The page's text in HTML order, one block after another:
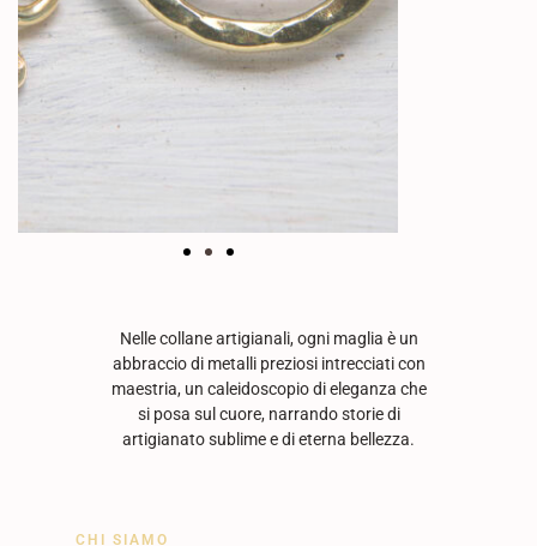
Nelle collane artigianali, ogni maglia è un
abbraccio di metalli preziosi intrecciati con
maestria, un caleidoscopio di eleganza che
si posa sul cuore, narrando storie di
artigianato sublime e di eterna bellezza.
CHI SIAMO